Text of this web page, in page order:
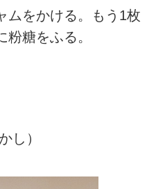
ムをかける。もう1枚
糖をふる。
し）